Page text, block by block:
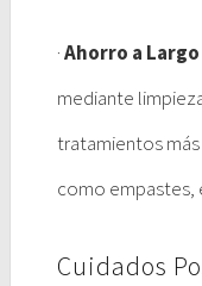
·Ahorro a
mediante
tratamientos
como empastes,
Cuidados